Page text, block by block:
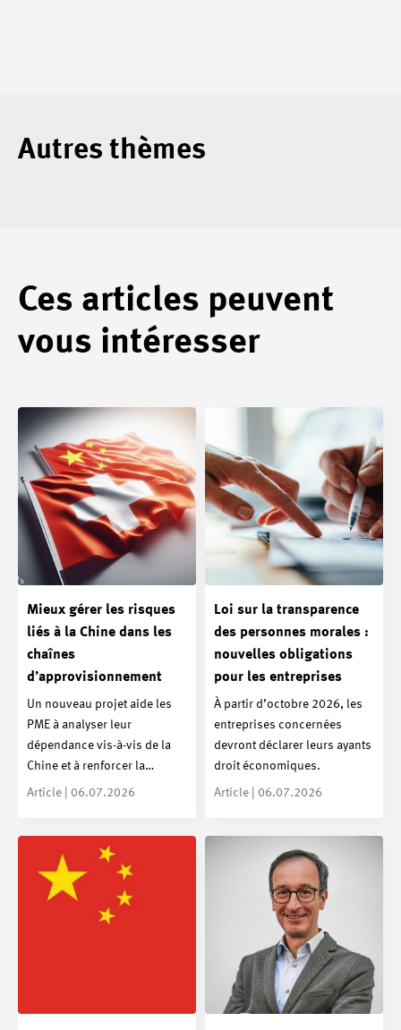
Autres thèmes
Ces articles peuvent
vous intéresser
Mieux gérer les risques
liés à la Chine dans les
chaînes
d’approvisionnement
Un nouveau projet aide les
PME à analyser leur
dépendance vis-à-vis de la
Chine et à renforcer la…
Article | 06.07.2026
Loi sur la transparence
des personnes morales :
nouvelles obligations
pour les entreprises
À partir d’octobre 2026, les
entreprises concernées
devront déclarer leurs ayants
droit économiques.
Article | 06.07.2026